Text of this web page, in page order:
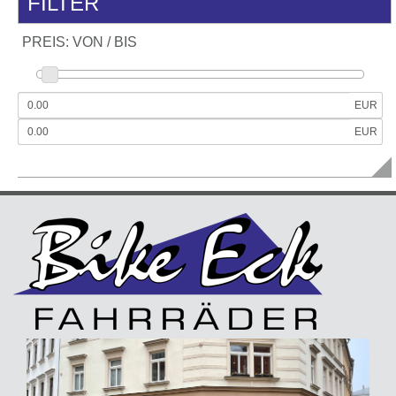
PREIS: VON / BIS
EUR
EUR